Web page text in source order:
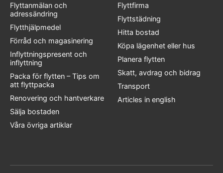
Flyttanmälan och
adressändring
Flytthjälpmedel
Förråd och magasinering
Inflyttningspresent och
inflyttning
Packa för flytten – Tips om
att flyttpacka
Renovering och hantverkare
Sälja bostaden
Våra övriga artiklar
Flyttfirma
Flyttstädning
Hitta bostad
Köpa lägenhet eller hus
Planera flytten
Skatt, avdrag och bidrag
Transport
Articles in english